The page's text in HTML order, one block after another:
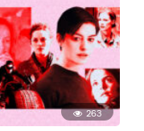
263